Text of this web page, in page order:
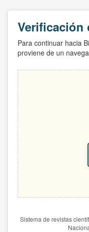
Verificación
Para continuar hacia
proviene de un
Sistema de revistas